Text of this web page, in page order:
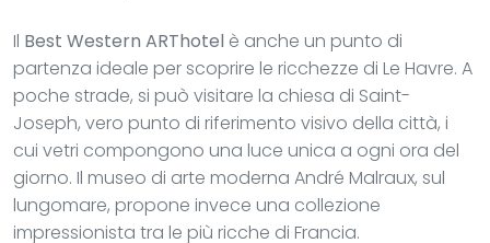
Il Best Western ARThotel è anche un punto di
partenza ideale per scoprire le ricchezze di Le Havre. A
poche strade, si può visitare la chiesa di Saint-
Joseph, vero punto di riferimento visivo della città, i
cui vetri compongono una luce unica a ogni ora del
giorno. Il museo di arte moderna André Malraux, sul
lungomare, propone invece una collezione
impressionista tra le più ricche di Francia.